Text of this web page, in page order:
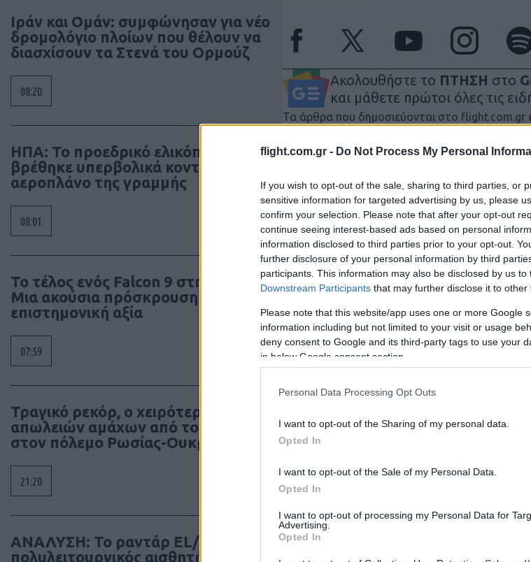
flight.com.gr - Do Not Process My Personal
If you wish to opt-out of the sale, sharing to third parties, or
sensitive information for targeted advertising by us, please
confirm your selection. Please note that after your opt-out
continue seeing interest-based ads based on personal
information disclosed to third parties prior to your opt-out.
further disclosure of your personal information by third
participants. This information may also be disclosed by us
Downstream Participants that may further disclose it to other
Please note that this website/app uses one or more Google
information including but not limited to your visit or usage
deny consent to Google and its third-party tags to use your
in below Google consent section.
Personal Data Processing Opt Outs
I want to opt-out of the Sharing of my personal data.
Opted In
I want to opt-out of the Sale of my Personal Data.
Opted In
I want to opt-out of processing my Personal Data for
Advertising.
Opted In
Ιράν και Ομάν: συμφώνησαν για νέο
δρομολόγιο πλοίων που θέλουν να
διασχίσουν τα Στενά του Ορμούζ
08:20
ΗΠΑ: Το προεδρικό ελικόπτερο
βρέθηκε υπερβολικά κοντά σε
αεροπλάνο της γραμμής
08:01
Το τέλος ενός Falcon 9 στη Σελήνη –
Μια ακούσια πρόσκρουση με
επιστημονική αξία
07:59
Τραγικό ρεκόρ, ο χειρότερος μήνας
απωλειών αμάχων από το 2022
στον πόλεμο Ρωσίας-Ουκρανίας
21:20
ΑΝΑΛΥΣΗ: To ραντάρ EL/M‑2084, ο
πολυλειτουργικός αισθητήρας της
Ακολουθήστε το ΠΤΗΣΗ στο
και μάθετε πρώτοι όλες τις
Τα άρθρα που δημοσιεύονται στο flight.com.gr
έγκριση. Σε αντίθετη περίπτωση θα
συγγραφέα τους.
Login